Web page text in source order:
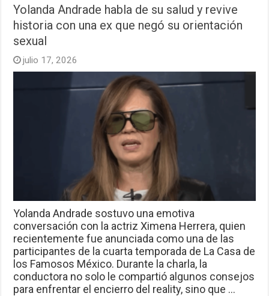
Yolanda Andrade habla de su salud y revive
historia con una ex que negó su orientación
sexual
julio 17, 2026
Yolanda Andrade sostuvo una emotiva
conversación con la actriz Ximena Herrera, quien
recientemente fue anunciada como una de las
participantes de la cuarta temporada de La Casa de
los Famosos México. Durante la charla, la
conductora no solo le compartió algunos consejos
para enfrentar el encierro del reality, sino que …